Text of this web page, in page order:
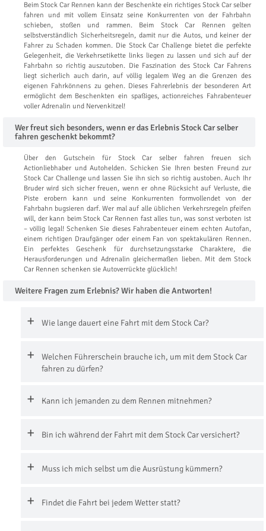
Beim Stock Car Rennen kann der Beschenkte ein richtiges Stock Car selber
fahren und mit vollem Einsatz seine Konkurrenten von der Fahrbahn
schieben, stoßen und rammen. Beim Stock Car Rennen gelten
selbstverständlich Sicherheitsregeln, damit nur die Autos, und keiner der
Fahrer zu Schaden kommen. Die Stock Car Challenge bietet die perfekte
Gelegenheit, die Verkehrsetikette links liegen zu lassen und sich auf der
Fahrbahn so richtig auszutoben. Die Faszination des Stock Car Fahrens
liegt sicherlich auch darin, auf völlig legalem Weg an die Grenzen des
eigenen Fahrkönnens zu gehen. Dieses Fahrerlebnis der besonderen Art
ermöglicht dem Beschenkten ein spaßiges, actionreiches Fahrabenteuer
voller Adrenalin und Nervenkitzel!
Wer freut sich besonders, wenn er das Erlebnis Stock Car selber
fahren geschenkt bekommt?
Über den Gutschein für Stock Car selber fahren freuen sich
Actionliebhaber und Autohelden. Schicken Sie Ihren besten Freund zur
Stock Car Challenge und lassen Sie ihn sich so richtig austoben. Auch Ihr
Bruder wird sich sicher freuen, wenn er ohne Rücksicht auf Verluste, die
Piste erobern kann und seine Konkurrenten formvollendet von der
Fahrbahn bugsieren darf. Wer mal auf alle üblichen Verkehrsregeln pfeifen
will, der kann beim Stock Car Rennen fast alles tun, was sonst verboten ist
– völlig legal! Schenken Sie dieses Fahrabenteuer einem echten Autofan,
einem richtigen Draufgänger oder einem Fan von spektakulären Rennen.
Ein perfektes Geschenk für durchsetzungsstarke Charaktere, die
Herausforderungen und Adrenalin gleichermaßen lieben. Mit dem Stock
Car Rennen schenken sie Autoverrückte glücklich!
Weitere Fragen zum Erlebnis? Wir haben die Antworten!
Wie lange dauert eine Fahrt mit dem Stock Car?
Welchen Führerschein brauche ich, um mit dem Stock Car
fahren zu dürfen?
Kann ich jemanden zu dem Rennen mitnehmen?
Bin ich während der Fahrt mit dem Stock Car versichert?
Muss ich mich selbst um die Ausrüstung kümmern?
Findet die Fahrt bei jedem Wetter statt?